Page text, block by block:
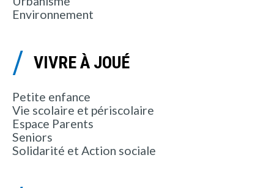
Environnement
VIVRE À JOUÉ
Petite enfance
Vie scolaire et périscolaire
Espace Parents
Seniors
Solidarité et Action sociale